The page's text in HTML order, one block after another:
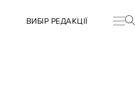
ВИБІР РЕДАКЦІЇ